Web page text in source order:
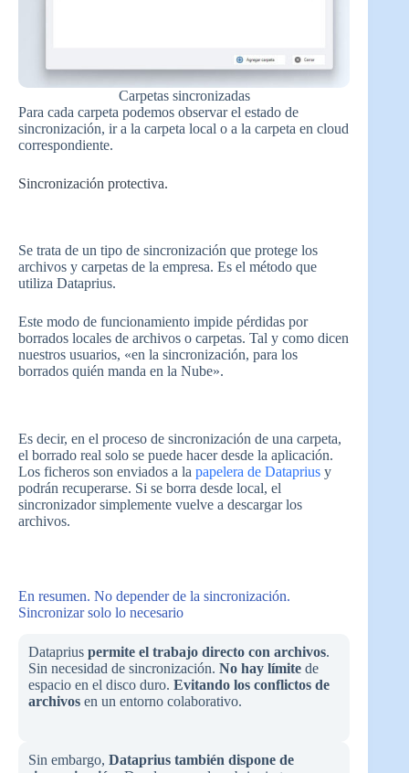
Carpetas sincronizadas
Para cada carpeta podemos observar el estado de
sincronización, ir a la carpeta local o a la carpeta en cloud
correspondiente.
Sincronización protectiva.
Se trata de un tipo de sincronización que protege los
archivos y carpetas de la empresa. Es el método que
utiliza Dataprius.
Este modo de funcionamiento impide pérdidas por
borrados locales de archivos o carpetas. Tal y como dicen
nuestros usuarios, «en la sincronización, para los
borrados quién manda en la Nube».
Es decir, en el proceso de sincronización de una carpeta,
el borrado real solo se puede hacer desde la aplicación.
Los ficheros son enviados a la papelera de Dataprius y
podrán recuperarse. Si se borra desde local, el
sincronizador simplemente vuelve a descargar los
archivos.
En resumen. No depender de la sincronización.
Sincronizar solo lo necesario
Dataprius permite el trabajo directo con archivos.
Sin necesidad de sincronización. No hay límitede
espacio en el disco duro. Evitando los conflictos de
archivosen un entorno colaborativo.
Sin embargo, Dataprius también dispone de